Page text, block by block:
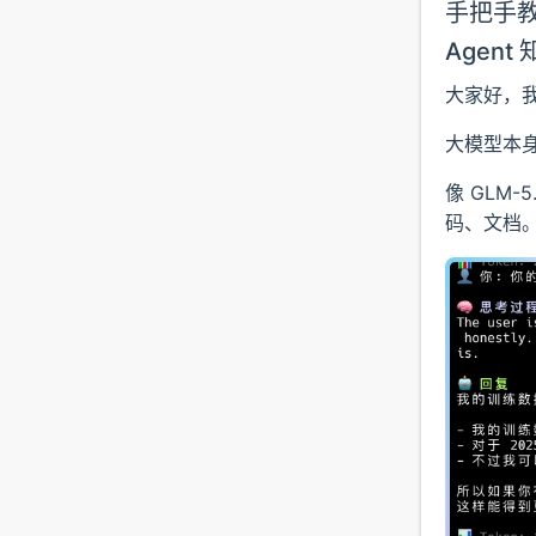
手把手
Agent
大家好，
大模型本
像 GLM-
码、文档